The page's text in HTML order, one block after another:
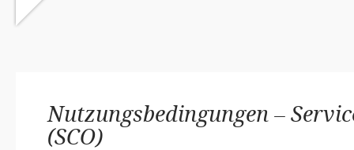
Nutzungsbedingungen –
(SCO)